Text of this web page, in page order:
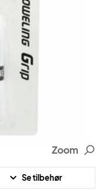
Zoom
Se tilbehør